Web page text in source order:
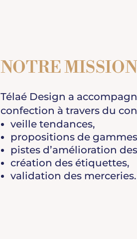
NOTRE MISSION
Télaé Design a
confection à travers du
veille tendances,
propositions de
pistes d’amélioration
création des étiquettes,
validation des merceries.